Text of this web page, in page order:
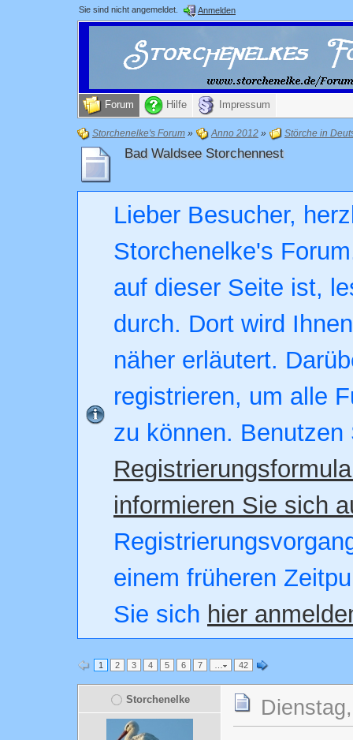
Sie sind nicht angemeldet. Anmelden
Forum Hilfe Impressum
Storchenelke's Forum » Anno 2012 » Störche in
Bad Waldsee Storchennest
Lieber Besucher,
Storchenelke's
auf dieser Seite ist,
durch. Dort wird
näher erläutert.
registrieren, um alle
zu können. Benutzen
informieren Sie sich
einem früheren
Sie sich hier
1 2 3 4 5 6 7 … 42
Storchenelke